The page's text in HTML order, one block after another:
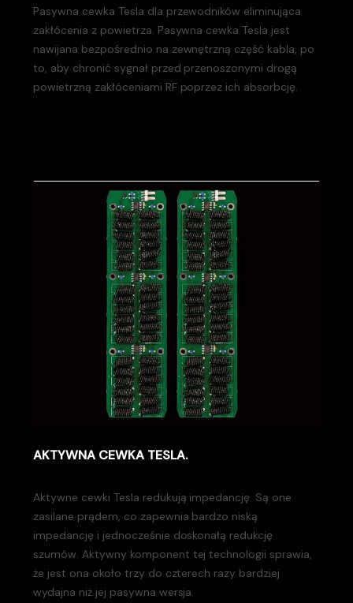
Pasywna cewka Tesla dla przewodników eliminująca
zakłócenia z powietrza. Pasywna cewka Tesla jest
nawijana bezpośrednio na zewnętrzną część kabla, po
to, aby chronić sygnał przed przenoszonymi drogą
powietrzną zakłóceniami RF poprzez ich absorbcję.
AKTYWNA CEWKA TESLA.
Aktywne cewki Tesla redukują impedancję. Są one
zasilane prądem, co zapewnia bardzo niską
impedancję i jednocześnie doskonałą redukcję
szumów. Aktywny komponent tej technologii sprawia,
że jest ona około trzy do czterech razy bardziej
wydajna niż jej pasywna wersja.